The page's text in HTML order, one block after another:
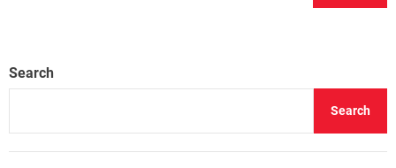
Search
Search